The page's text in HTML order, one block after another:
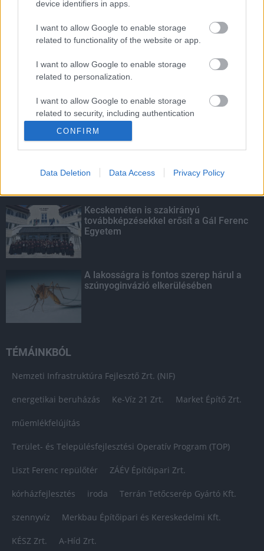
device identifiers in apps.
I want to allow Google to enable storage
related to functionality of the website or app.
I want to allow Google to enable storage
related to personalization.
I want to allow Google to enable storage
related to security, including authentication
CONFIRM
Data Deletion Data Access Privacy Policy
Amire többmillióan vártunk: szombattól
másodfokúra csökken a riasztás
KIEMELT
Megérkezett az eső a Duna
Kecskeméten is szakirányú
továbbképzésekkel erősít a Gál Ferenc
Egyetem
A lakosságra is fontos szerep hárul a
szúnyoginvázió elkerülésében
TÉMÁINKBÓL
Nemzeti Infrastruktúra Fejlesztő Zrt. (NIF)
energetikai beruházás Ke-Víz 21 Zrt. Market Építő Zrt.
műemlékfelújítás
Terület- és Településfejlesztési Operatív Program (TOP)
Liszt Ferenc repülőtér ZÁÉV Építőipari Zrt.
kórházfejlesztés iroda Terrán Tetőcserép Gyártó Kft.
szennyvíz Merkbau Építőipari és Kereskedelmi Kft.
KÉSZ Zrt. A-Híd Zrt.